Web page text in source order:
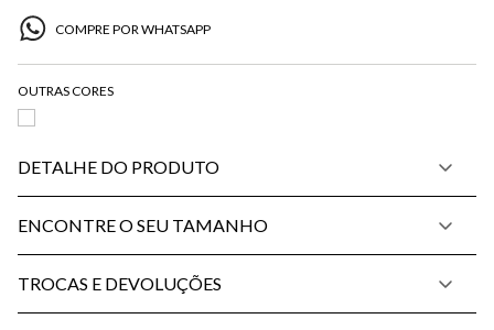
COMPRE POR WHATSAPP
DETALHE DO PRODUTO
ENCONTRE O SEU TAMANHO
TROCAS E DEVOLUÇÕES